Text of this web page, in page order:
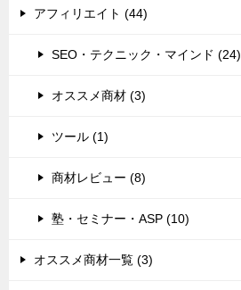
アフィリエイト (44)
SEO・テクニック・マインド (24)
オススメ商材 (3)
ツール (1)
商材レビュー (8)
塾・セミナー・ASP (10)
オススメ商材一覧 (3)